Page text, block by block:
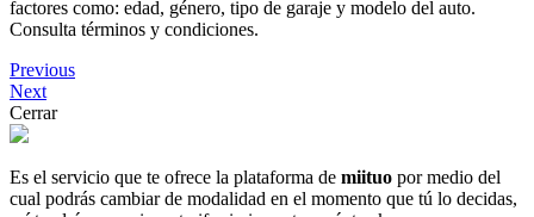
factores como: edad, género, tipo de garaje y modelo del auto.
Consulta términos y condiciones.
Previous
Next
Cerrar
Es el servicio que te ofrece la plataforma de miituo por medio del
cual podrás cambiar de modalidad en el momento que tú lo decidas,